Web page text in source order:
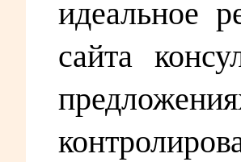
идеальное
сайта